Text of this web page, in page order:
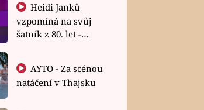
Heidi Janků
vzpomíná na svůj
šatník z 80. let -
natáčení v Thajsku